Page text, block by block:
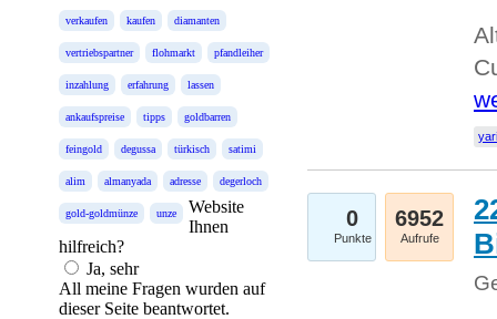
verkaufen kaufen diamanten
vertriebspartner flohmarkt pfandleiher
inzahlung erfahrung lassen
ankaufspreise tipps goldbarren
feingold degussa türkisch satimi
alim almanyada adresse degerloch
gold-goldmünze unze
Website
Ihnen
hilfreich?
Ja, sehr
All meine Fragen wurden auf
dieser Seite beantwortet.
0
Punkte
6952
Aufrufe